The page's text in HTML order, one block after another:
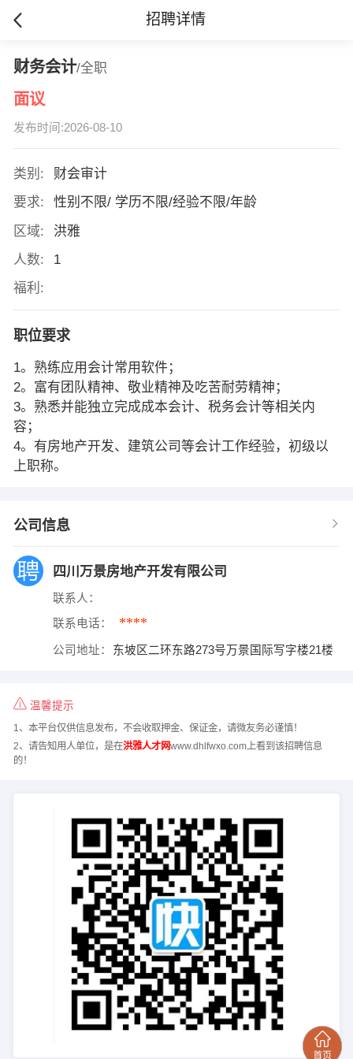
招聘详情
财务会计/全职
面议
发布时间:2026-08-10
类别:
财会审计
要求:
性别不限/ 学历不限/经验不限/年龄
区域:
洪雅
人数:
1
福利:
职位要求
1。熟练应用会计常用软件；
2。富有团队精神、敬业精神及吃苦耐劳精神；
3。熟悉并能独立完成成本会计、税务会计等相关内
容；
4。有房地产开发、建筑公司等会计工作经验，初级以
上职称。
公司信息
四川万景房地产开发有限公司
联系人：
联系电话： ****
公司地址： 东坡区二环东路273号万景国际写字楼21楼
温馨提示
1、本平台仅供信息发布，不会收取押金、保证金，请微友务必谨慎！
2、请告知用人单位，是在洪雅人才网www.dhlfwxo.com上看到该招聘信息
的！